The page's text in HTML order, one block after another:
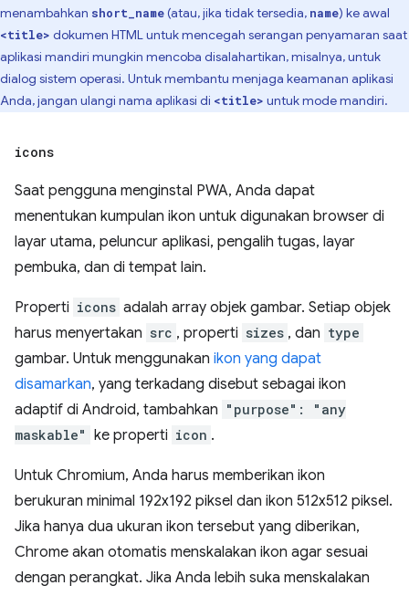
menambahkan short_name(atau, jika tidak tersedia, name) ke awal
<title> dokumen HTML untuk mencegah serangan penyamaran saat
aplikasi mandiri mungkin mencoba disalahartikan, misalnya, untuk
dialog sistem operasi. Untuk membantu menjaga keamanan aplikasi
Anda, jangan ulangi nama aplikasi di <title> untuk mode mandiri.
icons
Saat pengguna menginstal PWA, Anda dapat
menentukan kumpulan ikon untuk digunakan browser di
layar utama, peluncur aplikasi, pengalih tugas, layar
pembuka, dan di tempat lain.
Properti icons adalah array objek gambar. Setiap objek
harus menyertakan src , properti sizes , dan type
gambar. Untuk menggunakan ikon yang dapat
disamarkan, yang terkadang disebut sebagai ikon
adaptif di Android, tambahkan "purpose": "any
maskable" ke properti icon .
Untuk Chromium, Anda harus memberikan ikon
berukuran minimal 192x192 piksel dan ikon 512x512 piksel.
Jika hanya dua ukuran ikon tersebut yang diberikan,
Chrome akan otomatis menskalakan ikon agar sesuai
dengan perangkat. Jika Anda lebih suka menskalakan